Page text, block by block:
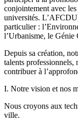
conjointement avec
universités.
particulier :
l’Urbanisme, le
Depuis sa création,
talents
contribuer à
I. Notre vision et nos
Nous croyons aux
ville.